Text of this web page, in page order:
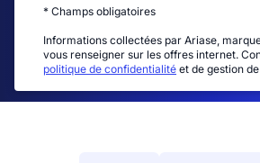
* Champs obligatoires
Informations collectées par Ariase,
vous renseigner sur les offres internet.
politique de confidentialité et de gestion